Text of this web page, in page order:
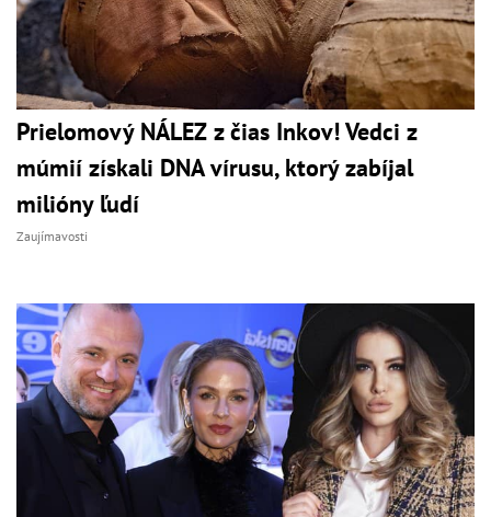
Prielomový NÁLEZ z čias Inkov! Vedci z
múmií získali DNA vírusu, ktorý zabíjal
milióny ľudí
Zaujímavosti